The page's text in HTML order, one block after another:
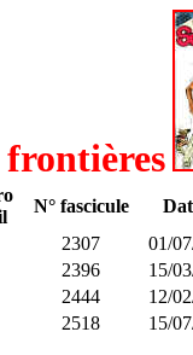
frontières
N° fascicule
2307
01/
2396
15/
2444
12/
2518 15/